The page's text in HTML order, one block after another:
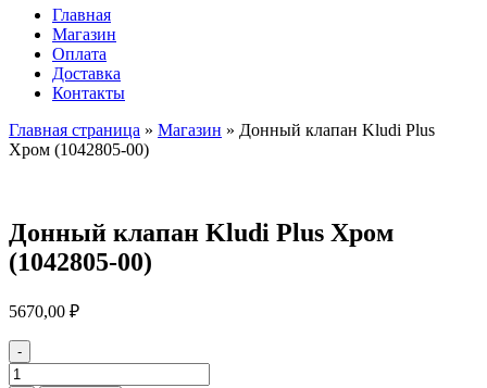
Главная
Магазин
Оплата
Доставка
Контакты
Главная страница » Магазин » Донный клапан Kludi Plus
Хром (1042805-00)
Донный клапан Kludi Plus Хром
(1042805-00)
5670,00 ₽
-
Количество